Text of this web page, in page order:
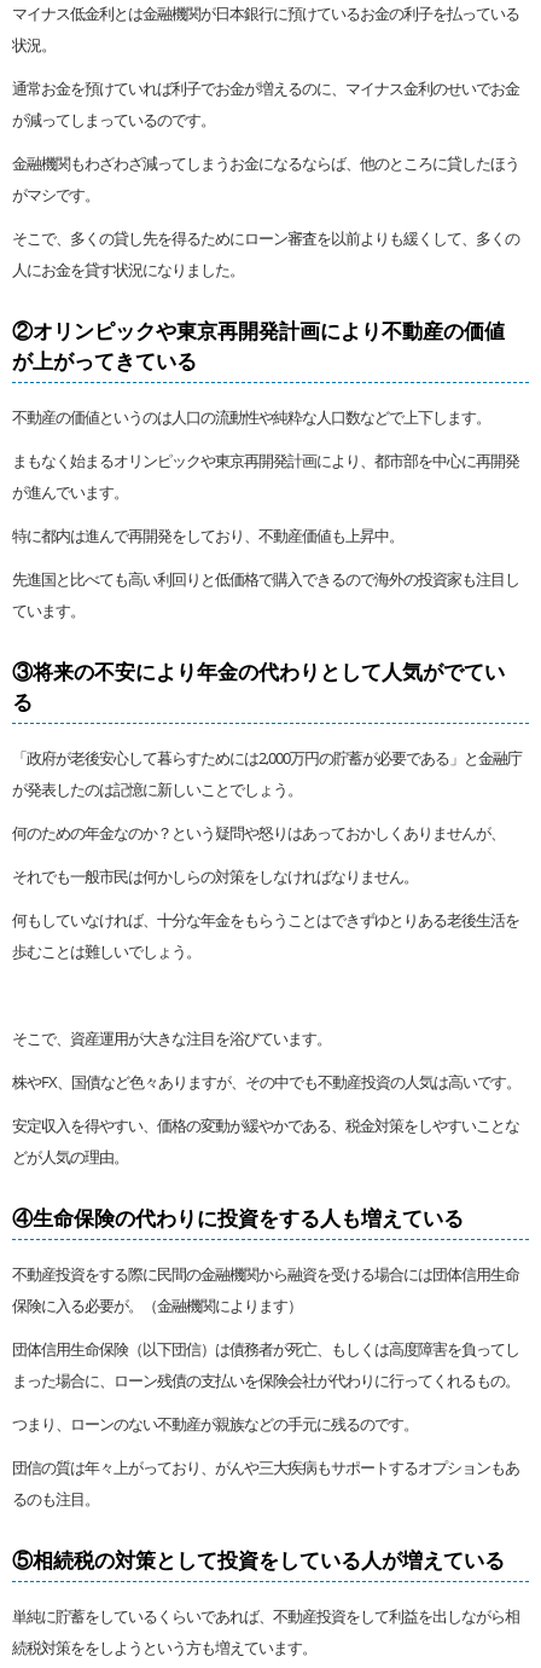
マイナス低金利とは金融機関が日本銀行に預けているお金の利子を払っている
状況。
通常お金を預けていれば利子でお金が増えるのに、マイナス金利のせいでお金
が減ってしまっているのです。
金融機関もわざわざ減ってしまうお金になるならば、他のところに貸したほう
がマシです。
そこで、多くの貸し先を得るためにローン審査を以前よりも緩くして、多くの
人にお金を貸す状況になりました。
②オリンピックや東京再開発計画により不動産の価値
が上がってきている
不動産の価値というのは人口の流動性や純粋な人口数などで上下します。
まもなく始まるオリンピックや東京再開発計画により、都市部を中心に再開発
が進んでいます。
特に都内は進んで再開発をしており、不動産価値も上昇中。
先進国と比べても高い利回りと低価格で購入できるので海外の投資家も注目し
ています。
③将来の不安により年金の代わりとして人気がでてい
る
「政府が老後安心して暮らすためには2,000万円の貯蓄が必要である」と金融庁
が発表したのは記憶に新しいことでしょう。
何のための年金なのか？という疑問や怒りはあっておかしくありませんが、
それでも一般市民は何かしらの対策をしなければなりません。
何もしていなければ、十分な年金をもらうことはできずゆとりある老後生活を
歩むことは難しいでしょう。
そこで、資産運用が大きな注目を浴びています。
株やFX、国債など色々ありますが、その中でも不動産投資の人気は高いです。
安定収入を得やすい、価格の変動が緩やかである、税金対策をしやすいことな
どが人気の理由。
④生命保険の代わりに投資をする人も増えている
不動産投資をする際に民間の金融機関から融資を受ける場合には団体信用生命
保険に入る必要が。（金融機関によります）
団体信用生命保険（以下団信）は債務者が死亡、もしくは高度障害を負ってし
まった場合に、ローン残債の支払いを保険会社が代わりに行ってくれるもの。
つまり、ローンのない不動産が親族などの手元に残るのです。
団信の質は年々上がっており、がんや三大疾病もサポートするオプションもあ
るのも注目。
⑤相続税の対策として投資をしている人が増えている
単純に貯蓄をしているくらいであれば、不動産投資をして利益を出しながら相
続税対策ををしようという方も増えています。